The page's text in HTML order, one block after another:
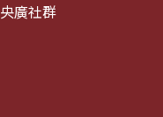
央廣社群